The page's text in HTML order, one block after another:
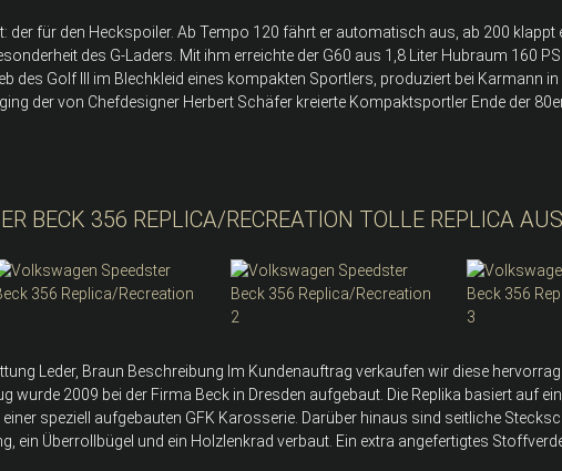
der für den Heckspoiler. Ab Tempo 120 fährt er automatisch aus, ab 200 klappt
des G-Laders. Mit ihm erreichte der G60 aus 1,8 Liter Hubraum 160
des Golf III im Blechkleid eines kompakten Sportlers, produziert bei Karmann in
der von Chefdesigner Herbert Schäfer kreierte Kompaktsportler Ende der 80er
BECK 356 REPLICA/RECREATION TOLLE REPLICA AUS
Leder, Braun Beschreibung Im Kundenauftrag verkaufen wir diese
wurde 2009 bei der Firma Beck in Dresden aufgebaut. Die Replika basiert auf
speziell aufgebauten GFK Karosserie. Darüber hinaus sind seitliche
ein Überrollbügel und ein Holzlenkrad verbaut. Ein extra angefertigtes